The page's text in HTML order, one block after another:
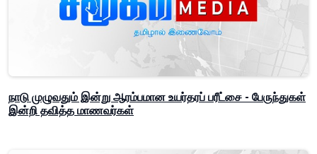
நாடு முழுவதும் இன்று ஆரம்பமான உயர்தரப் பரீட்சை - பேருந்துகள்
இன்றி தவித்த மாணவர்கள்